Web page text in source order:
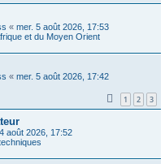
« mer. 5 août 2026, 17:53
et du Moyen Orient
« mer. 5 août 2026, 17:42
1 2 3
août 2026, 17:52